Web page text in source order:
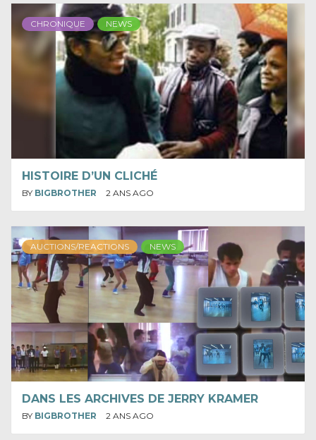
CHRONIQUE NEWS
HISTOIRE D’UN CLICHÉ
BY BIGBROTHER 2 ANS AGO
AUCTIONS/REACTIONS NEWS
DANS LES ARCHIVES DE JERRY KRAMER
BY BIGBROTHER 2 ANS AGO